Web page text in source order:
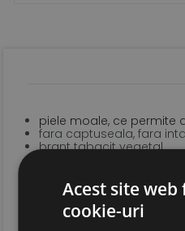
piele moale, ce permite
fara captuseala, fara
brant tabacit vegetal
talpa din cauciuc
sistem de inchidere tip
si incaltare usoara
forma anatomica
Acest site web
cookie-uri